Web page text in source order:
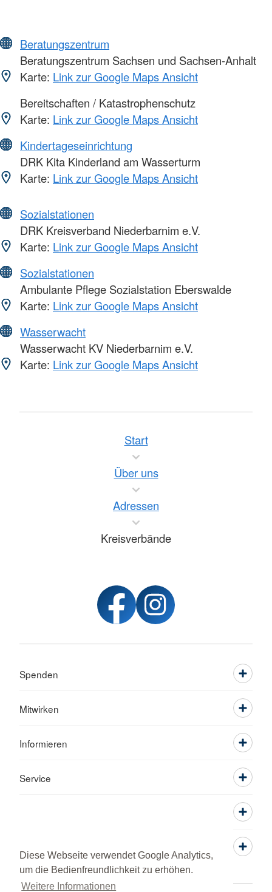
Diese Webseite verwendet Google Analytics,
um die Bedienfreundlichkeit zu erhöhen.
Weitere Informationen
Beratungszentrum
Beratungszentrum Sachsen und Sachsen-Anhalt
Karte: Link zur Google Maps Ansicht
Bereitschaften / Katastrophenschutz
Karte: Link zur Google Maps Ansicht
Kindertageseinrichtung
DRK Kita Kinderland am Wasserturm
Karte: Link zur Google Maps Ansicht
Sozialstationen
DRK Kreisverband Niederbarnim e.V.
Karte: Link zur Google Maps Ansicht
Sozialstationen
Ambulante Pflege Sozialstation Eberswalde
Karte: Link zur Google Maps Ansicht
Wasserwacht
Wasserwacht KV Niederbarnim e.V.
Karte: Link zur Google Maps Ansicht
Start
Über uns
Adressen
Kreisverbände
Spenden
Mitwirken
Informieren
Service